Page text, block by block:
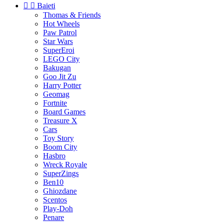
  Baieti
Thomas & Friends
Hot Wheels
Paw Patrol
Star Wars
SuperEroi
LEGO City
Bakugan
Goo Jit Zu
Harry Potter
Geomag
Fortnite
Board Games
Treasure X
Cars
Toy Story
Boom City
Hasbro
Wreck Royale
SuperZings
Ben10
Ghiozdane
Scentos
Play-Doh
Penare